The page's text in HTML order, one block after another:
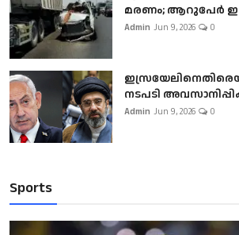
മരണം; ആറുപേർ
Admin Jun 9, 2026 0
നടപടി
Admin Jun 9, 2026 0
Sports